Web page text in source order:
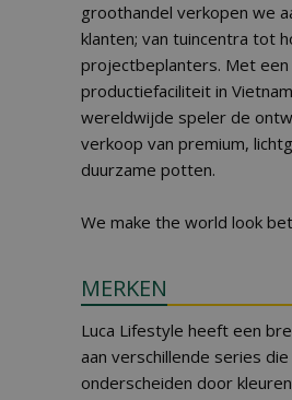
groothandel verkopen we
klanten; van tuincentra tot
projectbeplanters. Met een
productiefaciliteit in
wereldwijde speler de
verkoop van premium,
duurzame potten.
We make the world look
MERKEN
Luca Lifestyle heeft een
aan verschillende series die
onderscheiden door